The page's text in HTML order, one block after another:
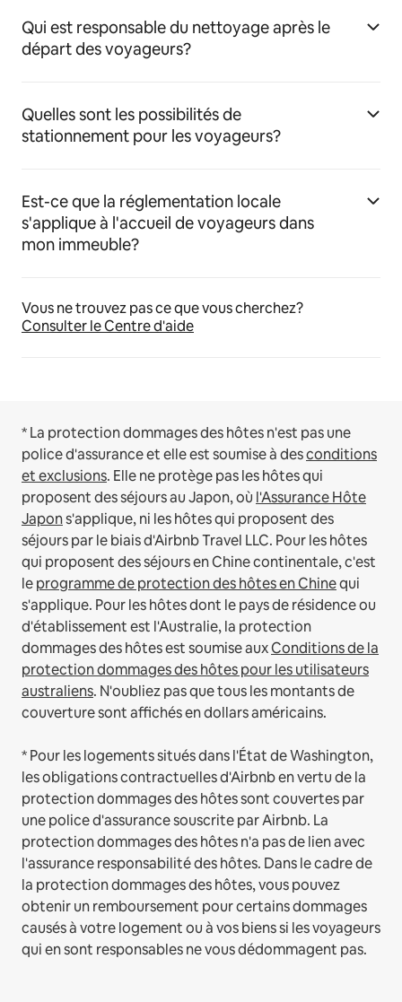
Qui est responsable du nettoyage après le
départ des voyageurs?
Quelles sont les possibilités de
stationnement pour les voyageurs?
Est-ce que la réglementation locale
s'applique à l'accueil de voyageurs dans
mon immeuble?
Vous ne trouvez pas ce que vous cherchez?
Consulter le Centre d'aide
* La protection dommages des hôtes n'est pas une
police d'assurance et elle est soumise à desconditions
et exclusions. Elle ne protège pas les hôtes qui
proposent des séjours au Japon, où l'Assurance Hôte
Japons'applique, ni les hôtes qui proposent des
séjours par le biais d'Airbnb Travel LLC. Pour les hôtes
qui proposent des séjours en Chine continentale, c'est
leprogramme de protection des hôtes en Chinequi
s'applique. Pour les hôtes dont le pays de résidence ou
d'établissement est l'Australie, la protection
dommages des hôtes est soumise auxConditions de la
protection dommages des hôtes pour les utilisateurs
australiens. N'oubliez pas que tous les montants de
couverture sont affichés en dollars américains.
* Pour les logements situés dans l'État de Washington,
les obligations contractuelles d'Airbnb en vertu de la
protection dommages des hôtes sont couvertes par
une police d'assurance souscrite par Airbnb. La
protection dommages des hôtes n'a pas de lien avec
l'assurance responsabilité des hôtes. Dans le cadre de
la protection dommages des hôtes, vous pouvez
obtenir un remboursement pour certains dommages
causés à votre logement ou à vos biens si les voyageurs
qui en sont responsables ne vous dédommagent pas.